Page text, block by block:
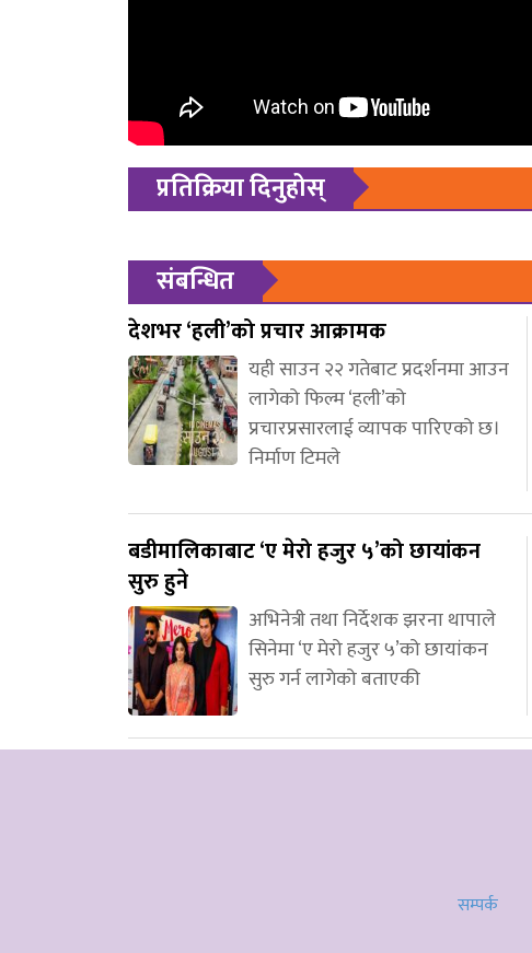
प्रतिक्रिया दिनुहोस्
संबन्धित
देशभर ‘हली’को प्रचार आक्रामक
यही साउन २२ गतेबाट प्रदर्शनमा आउन
लागेको फिल्म ‘हली’को
प्रचारप्रसारलाई व्यापक पारिएको छ।
निर्माण टिमले
बडीमालिकाबाट ‘ए मेरो हजुर ५’को छायांकन
सुरु हुने
अभिनेत्री तथा निर्देशक झरना थापाले
सिनेमा ‘ए मेरो हजुर ५’को छायांकन
सुरु गर्न लागेको बताएकी
सम्पर्क